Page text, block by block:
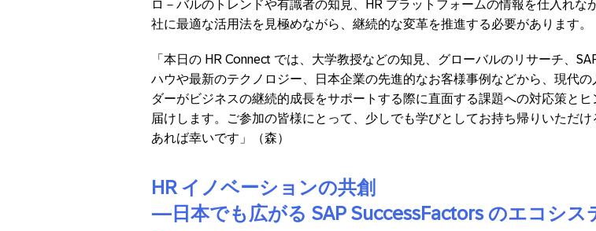
ロ－バルのトレンドや有識者の知見、HR プラットフォームの情報を仕入れな
社に最適な活用法を見極めながら、継続的な変革を推進する必要があります。
「本日の HR Connect では、大学教授などの知見、グローバルのリサーチ、
ハウや最新のテクノロジー、日本企業の先進的なお客様事例などから、現代の
ダーがビジネスの継続的成長をサポートする際に直面する課題への対応策とヒ
届けします。ご参加の皆様にとって、少しでも学びとしてお持ち帰りいただけ
あれば幸いです」（森）
HR イノベーションの共創
―日本でも広がる SAP SuccessFactors のエコシス